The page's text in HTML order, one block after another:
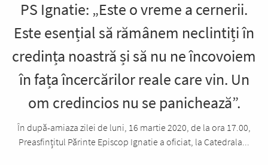
PS Ignatie: „Este o vreme a cernerii.
Este esențial să rămânem neclintiți în
credința noastră și să nu ne încovoiem
în fața încercărilor reale care vin. Un
om credincios nu se panichează”.
În după-amiaza zilei de luni, 16 martie 2020, de la ora 17.00,
Preasfințitul Părinte Episcop Ignatie a oficiat, la Catedrala...